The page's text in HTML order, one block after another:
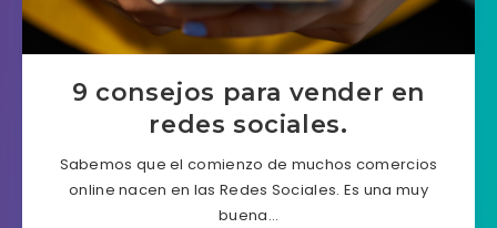
9 consejos para vender en
redes sociales.
Sabemos que el comienzo de muchos comercios
online nacen en las Redes Sociales. Es una muy
buena…